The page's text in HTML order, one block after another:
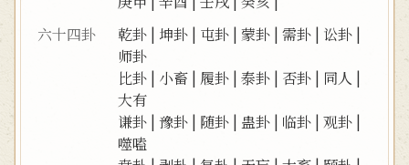
六十四卦
乾卦 | 坤卦 | 屯卦 |蒙卦 |需卦 | 讼卦 |
师卦
比卦 | 小畜 | 履卦 |泰卦 | 否卦 | 同人 |
大有
谦卦 |豫卦 | 随卦 | 蛊卦 | 临卦 |观卦 |
噬嗑